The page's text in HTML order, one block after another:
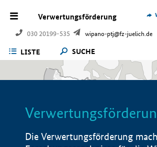
Verwertungsförderung
030 20199-535 wipano-ptj@fz-juelich.de
LISTE SUCHE
Die Verwertungsförderung